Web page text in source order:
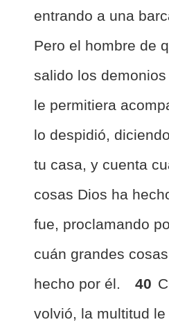
entrando a una
Pero el hombre de
salido los
le permitiera
lo despidió,
tu casa, y cuenta
cosas Dios ha
fue, proclamando
cuán grandes
hecho por él.
40
volvió, la multitud